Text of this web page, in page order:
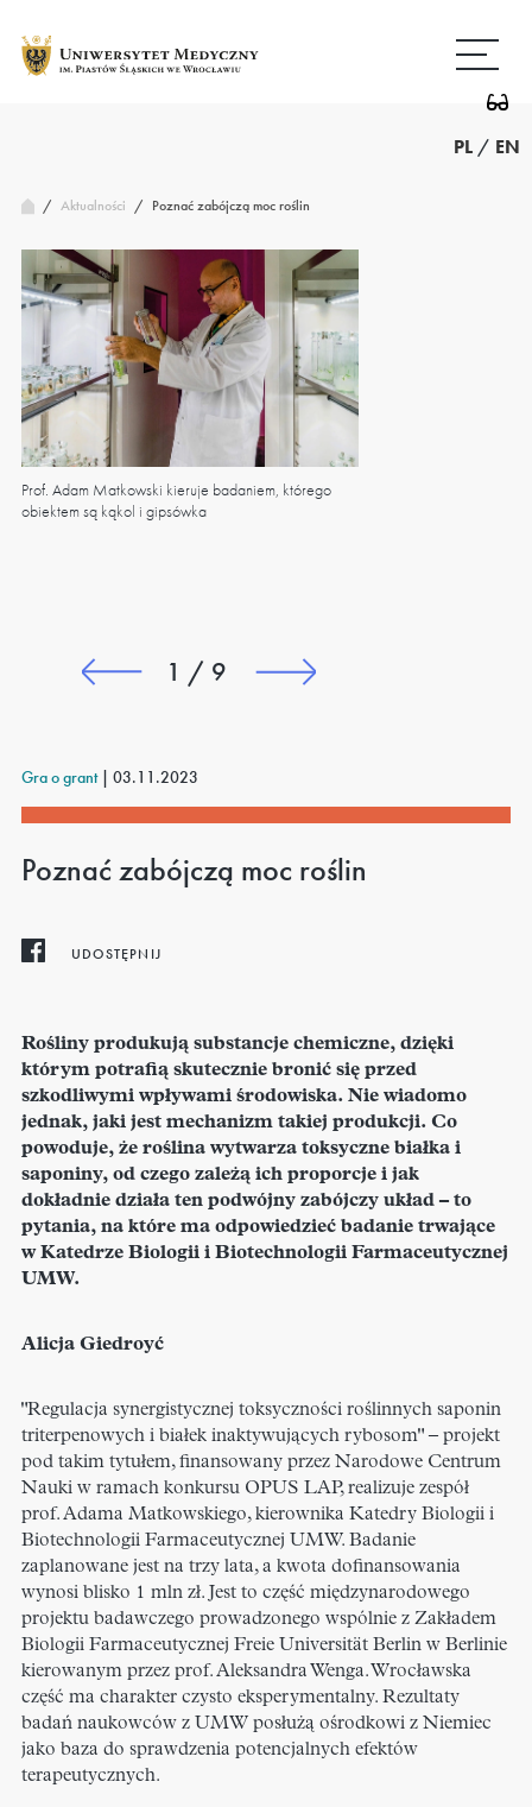
treści
strony
PL / EN
/ Aktualności / Poznać zabójczą moc roślin
Prof. Adam Matkowski kieruje badaniem, którego
obiektem są kąkol i gipsówka
1 / 9
Gra o grant | 03.11.2023
Poznać zabójczą moc roślin
UDOSTĘPNIJ
Rośliny produkują substancje chemiczne, dzięki
którym potrafią skutecznie bronić się przed
szkodliwymi wpływami środowiska. Nie wiadomo
jednak, jaki jest mechanizm takiej produkcji. Co
powoduje, że roślina wytwarza toksyczne białka i
saponiny, od czego zależą ich proporcje i jak
dokładnie działa ten podwójny zabójczy układ – to
pytania, na które ma odpowiedzieć badanie trwające
w Katedrze Biologii i Biotechnologii Farmaceutycznej
UMW.
Alicja Giedroyć
"Regulacja synergistycznej toksyczności roślinnych saponin
triterpenowych i białek inaktywujących rybosom" – projekt
pod takim tytułem, finansowany przez Narodowe Centrum
Nauki w ramach konkursu OPUS LAP, realizuje zespół
prof. Adama Matkowskiego, kierownika Katedry Biologii i
Biotechnologii Farmaceutycznej UMW. Badanie
zaplanowane jest na trzy lata, a kwota dofinansowania
wynosi blisko 1 mln zł. Jest to część międzynarodowego
projektu badawczego prowadzonego wspólnie z Zakładem
Biologii Farmaceutycznej Freie Universität Berlin w Berlinie
kierowanym przez prof. Aleksandra Wenga. Wrocławska
część ma charakter czysto eksperymentalny. Rezultaty
badań naukowców z UMW posłużą ośrodkowi z Niemiec
jako baza do sprawdzenia potencjalnych efektów
terapeutycznych.